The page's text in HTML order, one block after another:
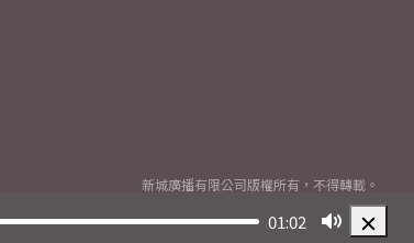
01:02
新城廣播有限公司版權所有，不得轉載。
2026© Metro Broadcast Corporation Limited. All rights reserved.